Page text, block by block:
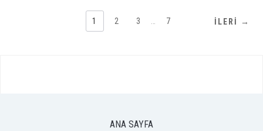
1 2 3 7 İLERI →
ANA SAYFA